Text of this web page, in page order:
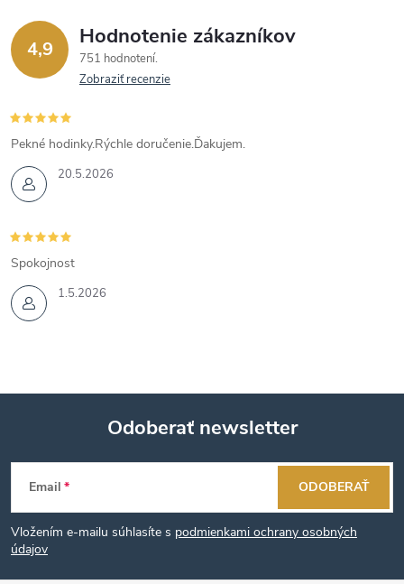
4,9 Hodnotenie zákazníkov
751 hodnotení
Zobraziť recenzie
20.5.2026
Pekné hodinky.Rýchle doručenie.Ďakujem.
1.5.2026
Spokojnost
Z
á
p
Odoberať newsletter
Email
Vložením e-mailu súhlasíte s podmienkami ochrany osobných
údajov
ODOBERAŤ